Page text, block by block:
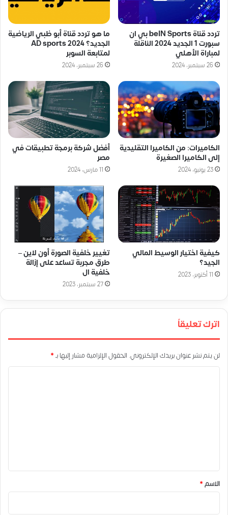
تردد قناة beIN Sports بي ان
سبورت 1 الجديد 2024 الناقلة
لمباراة الأهلي
26 سبتمبر، 2024
ما هو تردد قناة أبو ظبي الرياضية
الجديد؟ AD sports 2024
لمتابعة السوبر
26 سبتمبر، 2024
الكاميرات: من الكاميرا التقليدية
إلى الكاميرا الصغيرة
23 يونيو، 2024
أفضل شركة برمجة تطبيقات في
مصر
11 مارس، 2024
كيفية اختيار الوسيط المالي
الجيد؟
11 أكتوبر، 2023
تغيير خلفية الصورة أون لاين –
طرق مجربة تساعد على إزالة
خلفية ال
27 سبتمبر، 2023
اترك تعليقاً
لن يتم نشر عنوان بريدك الإلكتروني. الحقول الإلزامية مشار إليها بـ*
*
الاسم*